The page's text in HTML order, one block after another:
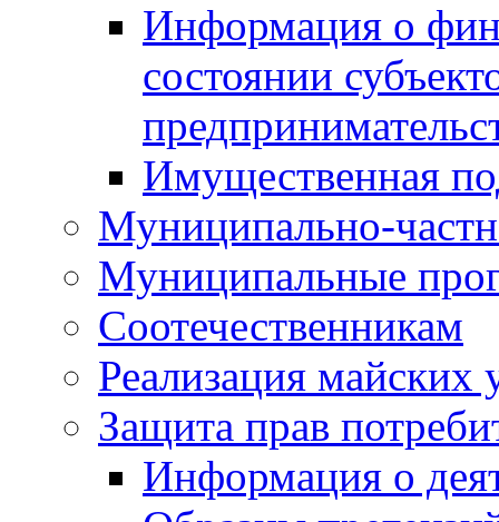
Информация о
состоянии
Имущественная
Муниципально-
Муниципальные
Соотечественникам
Реализация майских
Защита прав
Информация о